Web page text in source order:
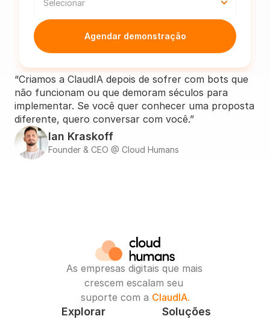
Agendar demonstração
“Criamos a ClaudIA depois de sofrer com bots que
não funcionam ou que demoram séculos para
implementar. Se você quer conhecer uma proposta
diferente, quero conversar com você.”
Ian Kraskoff
Founder & CEO @ Cloud Humans
As empresas digitais que mais
crescem escalam seu
suporte com a ClaudIA.
Explorar Soluções